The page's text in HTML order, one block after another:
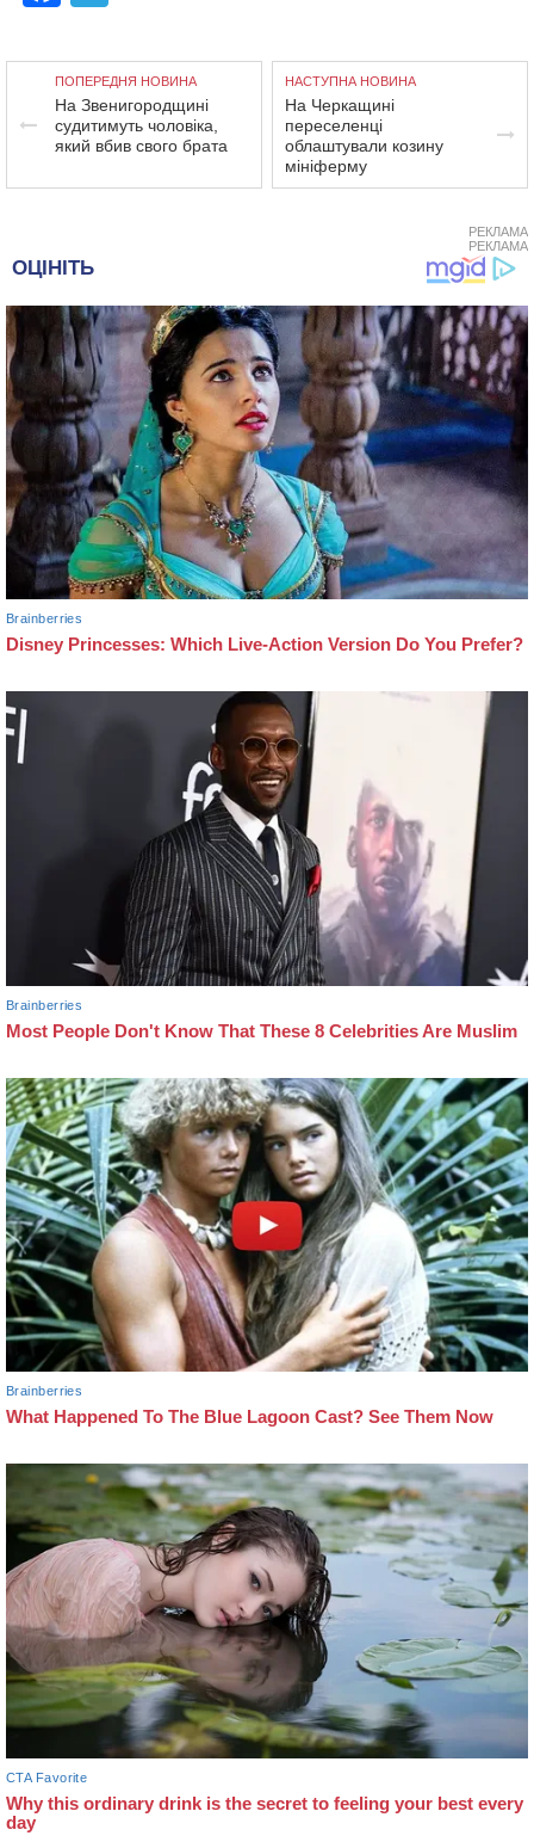
ПОПЕРЕДНЯ НОВИНА
На Звенигородщині
судитимуть чоловіка,
який вбив свого брата
НАСТУПНА НОВИНА
На Черкащині
переселенці
облаштували козину
мініферму
РЕКЛАМА
РЕКЛАМА